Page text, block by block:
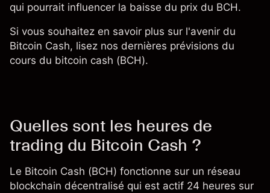
qui pourrait influencer la baisse du prix du BCH.
Si vous souhaitez en savoir plus sur l'avenir du
Bitcoin Cash, lisez nos dernières prévisions du
cours du bitcoin cash (BCH).
Quelles sont les heures de
trading du Bitcoin Cash ?
Le Bitcoin Cash (BCH) fonctionne sur un réseau
blockchain décentralisé qui est actif 24 heures sur